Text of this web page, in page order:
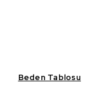
Beden Tablosu